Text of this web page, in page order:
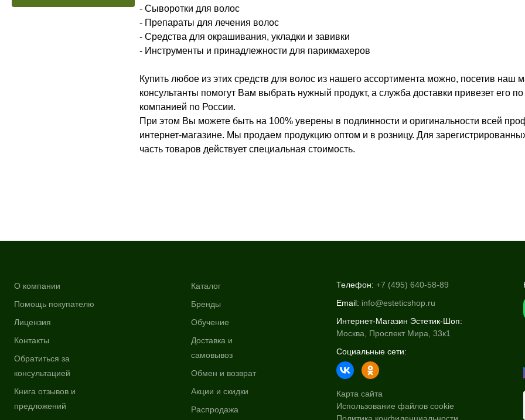
- Сыворотки для волос
- Препараты для лечения волос
- Средства для окрашивания, укладки и завивки
- Инструменты и принадлежности для парикмахеров
Купить любое из этих средств для волос из нашего ассортимента можно, посетив
консультанты помогут Вам выбрать нужный продукт, а служба доставки привезет его
компанией по России.
При этом Вы можете быть на 100% уверены в подлинности и оригинальности всей
интернет-магазине. Мы продаем продукцию оптом и в розницу. Для
часть товаров действует специальная стоимость.
О компании
Помощь покупателю
Лицензия
Контакты
Обратиться за
консультацией
Книга отзывов и
предложений
Каталог
Бренды
Обучение
Доставка и
самовывоз
Обмен и возврат
Акции и скидки
Распродажа
Телефон: +7 (495) 640-58-89
Email: info@esteticshop.ru
Интернет-Магазин Эстетик-Шоп:
Москва, Проспект Мира, 33к1
Социальные сети:
Карта сайта
Использование файлов cookie